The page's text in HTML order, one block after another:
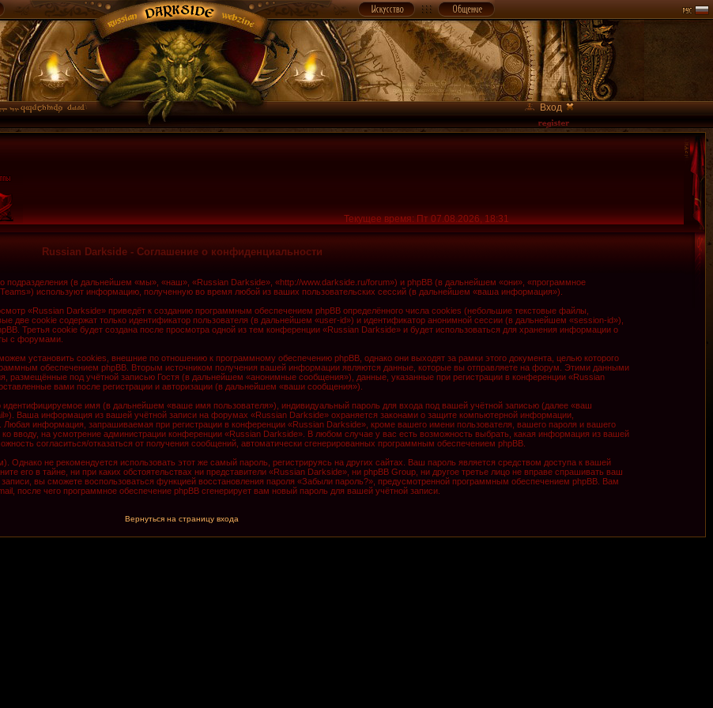
Вход
Текущее время: Пт 07.08.2026, 18:31
Russian Darkside - Соглашение о конфиденциальности
подразделения (в дальнейшем «мы», «наш», «Russian Darkside», «http://www.darkside.ru/forum») и phpBB (в дальнейшем «они», «программное
используют информацию, полученную во время любой из ваших пользовательских сессий (в дальнейшем «ваша информация»).
«Russian Darkside» приведёт к созданию программным обеспечением phpBB определённого числа cookies (небольшие текстовые файлы,
две cookie содержат только идентификатор пользователя (в дальнейшем «user-id») и идентификатор анонимной сессии (в дальнейшем «session-id»),
Третья cookie будет создана после просмотра одной из тем конференции «Russian Darkside» и будет использоваться для хранения информации о
с форумами.
установить cookies, внешние по отношению к программному обеспечению phpBB, однако они выходят за рамки этого документа, целью которого
обеспечением phpBB. Вторым источником получения вашей информации являются данные, которые вы отправляете на форум. Этими данными
под учётной записью Гостя (в дальнейшем «анонимные сообщения»), данные, указанные при регистрации в конференции «Russian
вами после регистрации и авторизации (в дальнейшем «ваши сообщения»).
имя (в дальнейшем «ваше имя пользователя»), индивидуальный пароль для входа под вашей учётной записью (далее «ваш
Ваша информация из вашей учётной записи на форумах «Russian Darkside» охраняется законами о защите компьютерной информации,
информация, запрашиваемая при регистрации в конференции «Russian Darkside», кроме вашего имени пользователя, вашего пароля и вашего
вводу, на усмотрение администрации конференции «Russian Darkside». В любом случае у вас есть возможность выбрать, какая информация из вашей
согласиться/отказаться от получения сообщений, автоматически сгенерированных программным обеспечением phpBB.
не рекомендуется использовать этот же самый пароль, регистрируясь на других сайтах. Ваш пароль является средством доступа к вашей
его в тайне, ни при каких обстоятельствах ни представители «Russian Darkside», ни phpBB Group, ни другое третье лицо не вправе спрашивать ваш
вы сможете воспользоваться функцией восстановления пароля «Забыли пароль?», предусмотренной программным обеспечением phpBB. Вам
после чего программное обеспечение phpBB сгенерирует вам новый пароль для вашей учётной записи.
Вернуться на страницу входа